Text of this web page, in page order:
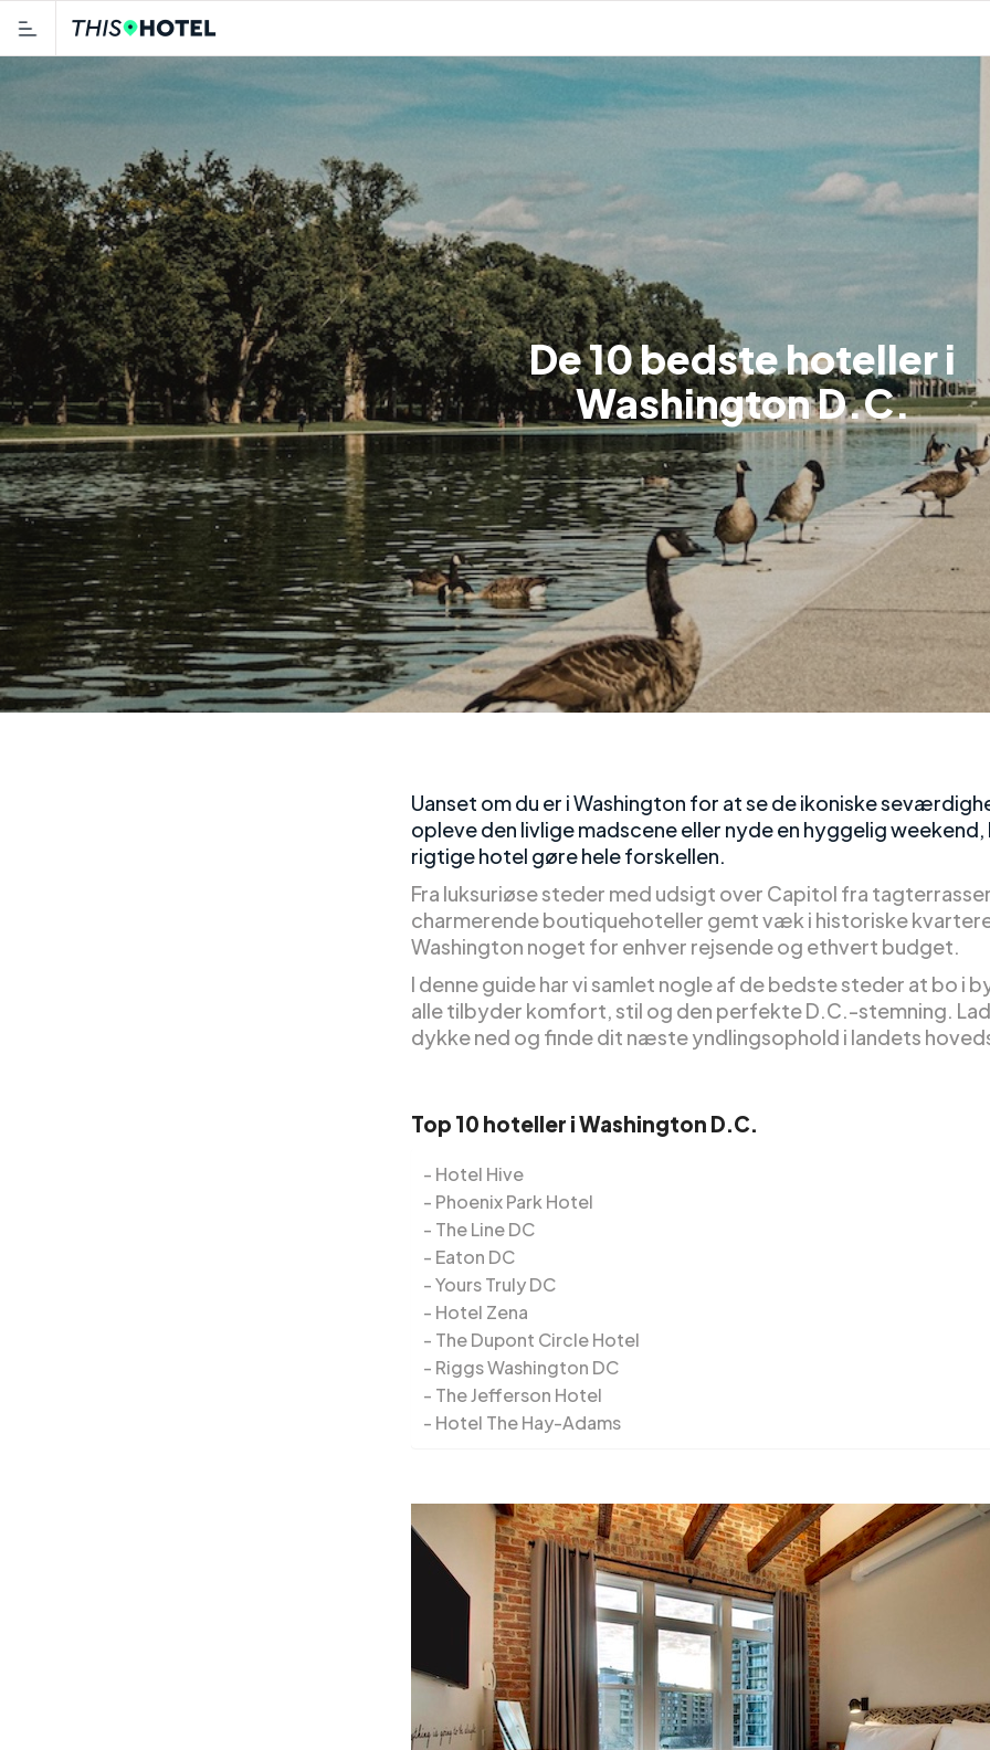
De 10 bedste hoteller i
Washington D.C.
Uanset om du er i Washington for at se de ikoniske
opleve den livlige madscene eller nyde en hyggelig weekend,
rigtige hotel gøre hele forskellen.
Fra luksuriøse steder med udsigt over Capitol fra
charmerende boutiquehoteller gemt væk i historiske
Washington noget for enhver rejsende og ethvert budget.
I denne guide har vi samlet nogle af de bedste steder at bo i
alle tilbyder komfort, stil og den perfekte D.C.-stemning.
dykke ned og finde dit næste yndlingsophold i landets
Top 10 hoteller i Washington D.C.
Hotel Hive
Phoenix Park Hotel
The Line DC
Eaton DC
Yours Truly DC
Hotel Zena
The Dupont Circle Hotel
Riggs Washington DC
The Jefferson Hotel
Hotel The Hay-Adams